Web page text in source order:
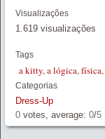
Visualizações
1.619 visualizações
Tags
a kitty,a lógica,física,
Categorias
Dress-Up
0 votes, average: 0/5